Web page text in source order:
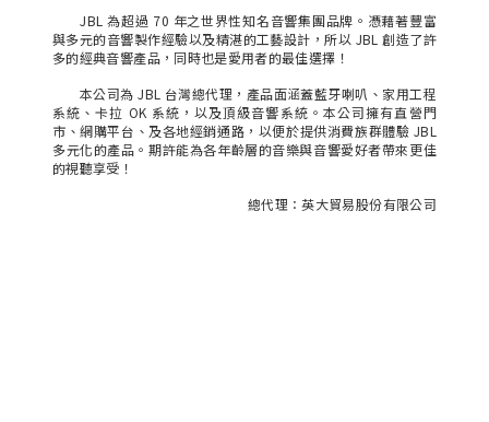
JBL 為超過 70 年之世界性知名音響集團品牌。憑藉著豐富
與多元的音響製作經驗以及精湛的工藝設計，所以 JBL 創造了許
多的經典音響產品，同時也是愛用者的最佳選擇！
本公司為 JBL 台灣總代理，產品面涵蓋藍牙喇叭、家用工程
系統、卡拉 OK 系統，以及頂級音響系統。本公司擁有直營門
市、網購平台、及各地經銷通路，以便於提供消費族群體驗 JBL
多元化的產品。期許能為各年齡層的音樂與音響愛好者帶來更佳
的視聽享受！
總代理：英大貿易股份有限公司